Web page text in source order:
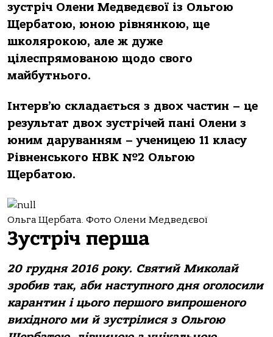
зустріч Олени Медведєвої із Ольгою
Щербатою, юною рівнянкою, ще
школярокою, але ж дуже
цілеспрямованою щодо свого
майбутнього.
Інтерв’ю складається з двох частин – це
результат двох зустрічей пані Олени з
юним даруванням – ученицею 11 класу
Рівненського НВК №2 Ольгою
Щербатою.
Ольга Щербата. Фото Олени Медведєвої
Зустріч перша
20 грудня 2016 року. Святий Миколай
зробив так, аби наступного дня оголосили
карантин і цього першого випрошеного
вихідного ми й зустрілися з Ольгою